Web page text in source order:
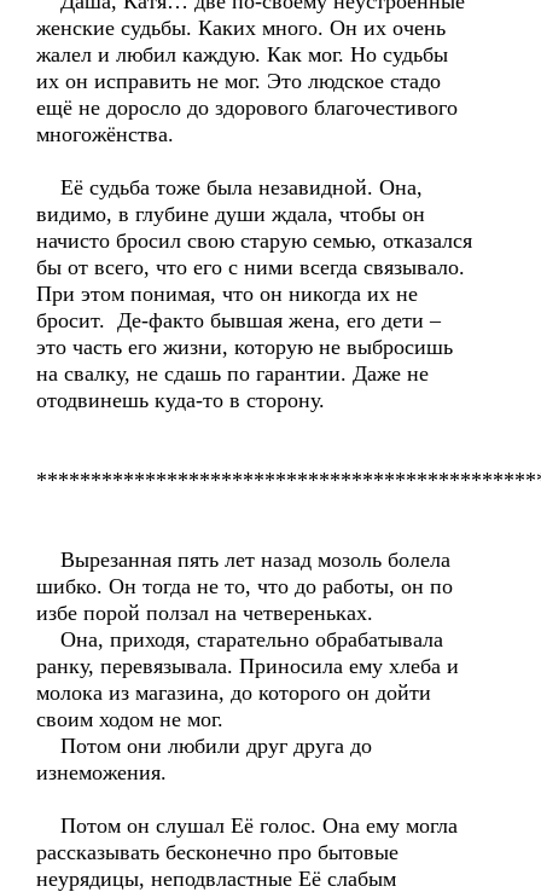
женские судьбы. Каких много. Он их очень
жалел и любил каждую. Как мог. Но судьбы
их он исправить не мог. Это людское стадо
ещё не доросло до здорового благочестивого
многожёнства.
Её судьба тоже была незавидной. Она,
видимо, в глубине души ждала, чтобы он
начисто бросил свою старую семью, отказался
бы от всего, что его с ними всегда связывало.
При этом понимая, что он никогда их не
бросит. Де-факто бывшая жена, его дети –
это часть его жизни, которую не выбросишь
на свалку, не сдашь по гарантии. Даже не
отодвинешь куда-то в сторону.
Вырезанная пять лет назад мозоль болела
шибко. Он тогда не то, что до работы, он по
избе порой ползал на четвереньках.
Она, приходя, старательно обрабатывала
ранку, перевязывала. Приносила ему хлеба и
молока из магазина, до которого он дойти
своим ходом не мог.
Потом они любили друг друга до
изнеможения.
Потом он слушал Её голос. Она ему могла
рассказывать бесконечно про бытовые
неурядицы, неподвластные Её слабым